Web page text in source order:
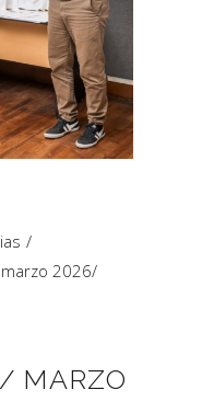
marzo 2026/
MARZO